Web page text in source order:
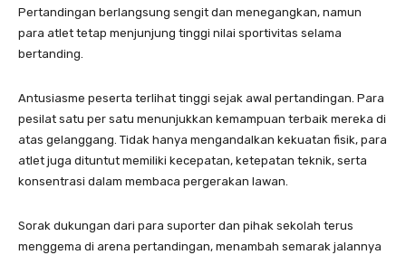
Pertandingan berlangsung sengit dan menegangkan, namun
para atlet tetap menjunjung tinggi nilai sportivitas selama
bertanding.
Antusiasme peserta terlihat tinggi sejak awal pertandingan. Para
pesilat satu per satu menunjukkan kemampuan terbaik mereka di
atas gelanggang. Tidak hanya mengandalkan kekuatan fisik, para
atlet juga dituntut memiliki kecepatan, ketepatan teknik, serta
konsentrasi dalam membaca pergerakan lawan.
Sorak dukungan dari para suporter dan pihak sekolah terus
menggema di arena pertandingan, menambah semarak jalannya